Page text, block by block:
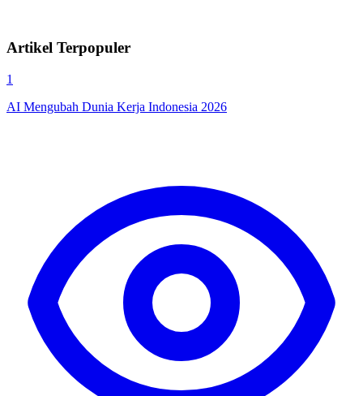
Artikel Terpopuler
1
AI Mengubah Dunia Kerja Indonesia 2026